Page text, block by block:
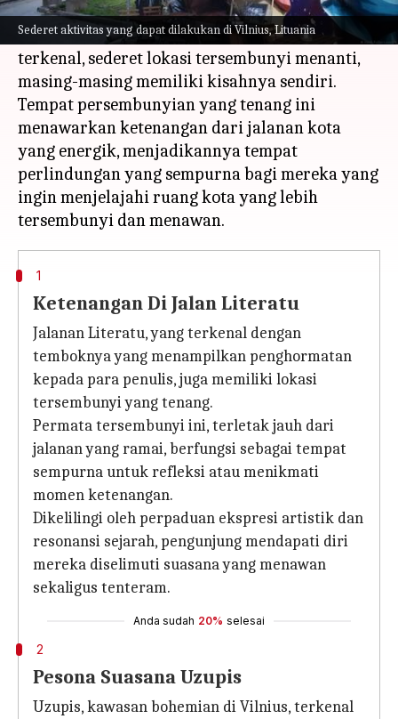
Sederet aktivitas yang dapat dilakukan di Vilnius, Lituania
penuh dengan daya tarik rahasia.
Di luar Kota Tua abad pertengahan yang
terkenal, sederet lokasi tersembunyi menanti,
masing-masing memiliki kisahnya sendiri.
Tempat persembunyian yang tenang ini
menawarkan ketenangan dari jalanan kota
yang energik, menjadikannya tempat
perlindungan yang sempurna bagi mereka yang
ingin menjelajahi ruang kota yang lebih
1
Ketenangan Di Jalan Literatu
Jalanan Literatu, yang terkenal dengan
temboknya yang menampilkan penghormatan
kepada para penulis, juga memiliki lokasi
tersembunyi yang tenang.
Permata tersembunyi ini, terletak jauh dari
jalanan yang ramai, berfungsi sebagai tempat
sempurna untuk refleksi atau menikmati
momen ketenangan.
Dikelilingi oleh perpaduan ekspresi artistik dan
resonansi sejarah, pengunjung mendapati diri
mereka diselimuti suasana yang menawan
sekaligus tenteram.
Anda sudah 20% selesai
2
Pesona Suasana Uzupis
Uzupis, kawasan bohemian di Vilnius, terkenal